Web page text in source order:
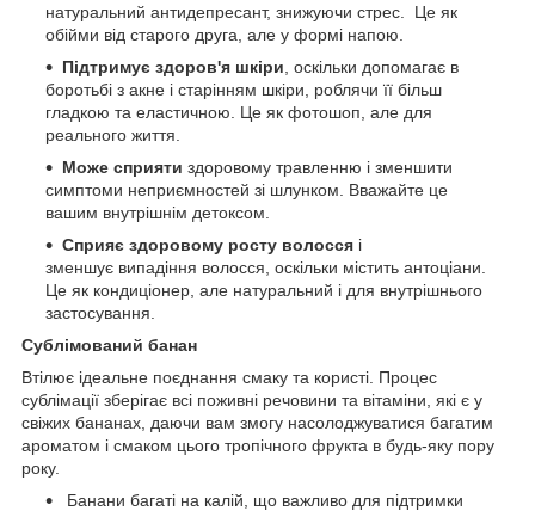
натуральний антидепресант, знижуючи стрес. Це як
обійми від старого друга, але у формі напою.
Підтримує здоров'я шкіри , оскільки допомагає в
боротьбі з акне і старінням шкіри, роблячи її більш
гладкою та еластичною. Це як фотошоп, але для
реального життя.
Може сприяти здоровому травленню і зменшити
симптоми неприємностей зі шлунком. Вважайте це
вашим внутрішнім детоксом.
Сприяє здоровому росту волосся і
зменшує випадіння волосся, оскільки містить антоціани.
Це як кондиціонер, але натуральний і для внутрішнього
застосування.
Сублімований банан
Bтілює ідеальне поєднання смаку та користі. Процес
сублімації зберігає всі поживні речовини та вітаміни, які є у
свіжих бананах, даючи вам змогу насолоджуватися багатим
ароматом і смаком цього тропічного фрукта в будь-яку пору
року.
Банани багаті на калій, що важливо для підтримки